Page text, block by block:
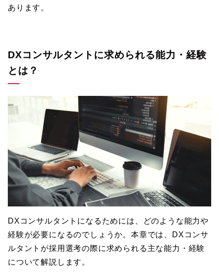
あります。
DXコンサルタントに求められる能力・経験
とは？
DXコンサルタントになるためには、どのような能力や
経験が必要になるのでしょうか。本章では、DXコンサ
ルタントが採用選考の際に求められる主な能力・経験
について解説します。